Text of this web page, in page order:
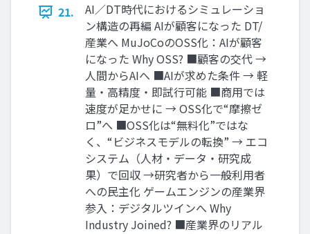
21.
AI／DT時代におけるシミュレーショ
ン構造の再編 AIが顧客になった DT/
産業へ MuJoCoのOSS化：AIが顧客
になった Why OSS? ■顧客の交代 →
人間からAIへ ■AIが求めた条件 → 軽
量・高精度・即試行可能 ■商用では
速度が足かせに → OSS化で“摩擦ゼ
ロ”へ ■OSS化は“無料化”ではな
く、“ビジネスモデルの転換” → エコ
システム（人材・データ・研究成
果）で回収 →研究者から一般利用者
への民主化 ゲームエンジンの産業界
参入：デジタルツインへ Why
Industry Joined? ■産業界のリアル